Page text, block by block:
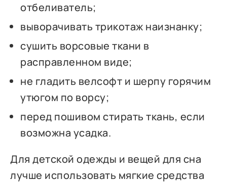
отбеливатель;
выворачивать трикотаж наизнанку;
сушить ворсовые ткани в
расправленном виде;
не гладить велсофт и шерпу горячим
утюгом по ворсу;
перед пошивом стирать ткань, если
возможна усадка.
Для детской одежды и вещей для сна
лучше использовать мягкие средства